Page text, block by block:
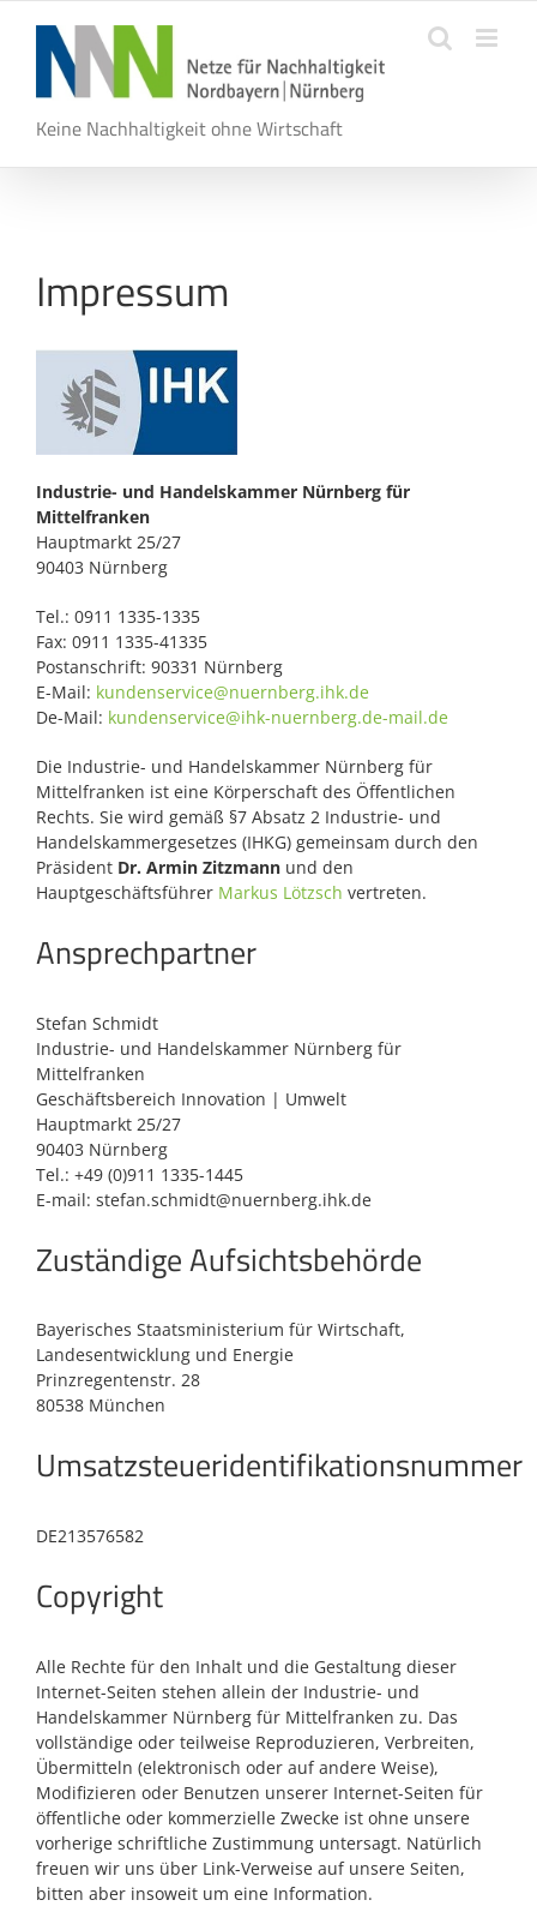
springen
Keine Nachhaltigkeit ohne Wirtschaft
Impressum
Industrie- und Handelskammer Nürnberg für
Mittelfranken
Hauptmarkt 25/27
90403 Nürnberg
Tel.: 0911 1335-1335
Fax: 0911 1335-41335
Postanschrift: 90331 Nürnberg
E-Mail: kundenservice@nuernberg.ihk.de
De-Mail: kundenservice@ihk-nuernberg.de-mail.de
Die Industrie- und Handelskammer Nürnberg für
Mittelfranken ist eine Körperschaft des Öffentlichen
Rechts. Sie wird gemäß §7 Absatz 2 Industrie- und
Handelskammergesetzes (IHKG) gemeinsam durch den
Präsident Dr. Armin Zitzmann und den
Hauptgeschäftsführer Markus Lötzsch vertreten.
Ansprechpartner
Stefan Schmidt
Industrie- und Handelskammer Nürnberg für
Mittelfranken
Geschäftsbereich Innovation | Umwelt
Hauptmarkt 25/27
90403 Nürnberg
Tel.: +49 (0)911 1335-1445
E-mail: stefan.schmidt@nuernberg.ihk.de
Zuständige Aufsichtsbehörde
Bayerisches Staatsministerium für Wirtschaft,
Landesentwicklung und Energie
Prinzregentenstr. 28
80538 München
Umsatzsteueridentifikationsnummer
DE213576582
Copyright
Alle Rechte für den Inhalt und die Gestaltung dieser
Internet-Seiten stehen allein der Industrie- und
Handelskammer Nürnberg für Mittelfranken zu. Das
vollständige oder teilweise Reproduzieren, Verbreiten,
Übermitteln (elektronisch oder auf andere Weise),
Modifizieren oder Benutzen unserer Internet-Seiten für
öffentliche oder kommerzielle Zwecke ist ohne unsere
vorherige schriftliche Zustimmung untersagt. Natürlich
freuen wir uns über Link-Verweise auf unsere Seiten,
bitten aber insoweit um eine Information.